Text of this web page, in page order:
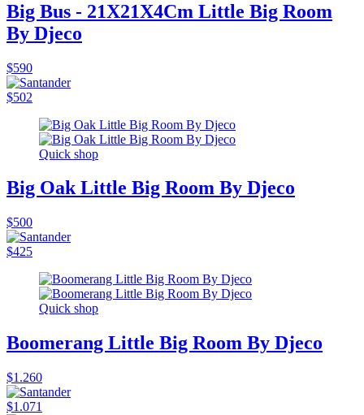
Big Bus - 21X21X4Cm Little Big Room
By Djeco
$590
$502
Quick shop
Big Oak Little Big Room By Djeco
$500
$425
Quick shop
Boomerang Little Big Room By Djeco
$1.260
$1.071